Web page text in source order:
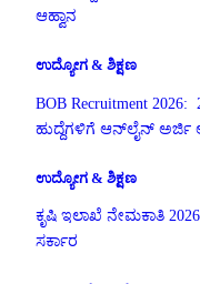
ಆಹ್ವಾನ
ಉದ್ಯೋಗ & ಶಿಕ್ಷಣ
BOB Recruitment
ಹುದ್ದೆಗಳಿಗೆ ಆನ್‌ಲೈನ್ ಅರ್ಜಿ
ಉದ್ಯೋಗ & ಶಿಕ್ಷಣ
ಕೃಷಿ ಇಲಾಖೆ ನೇಮಕಾತಿ
ಸರ್ಕಾರ